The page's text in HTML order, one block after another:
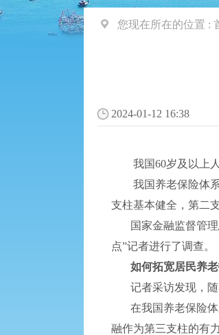
您现在所在的位置 :
2024-01-12 16:38
我国60岁及以上人
我国养老保险体系
支柱基本健全，第二
国家金融监督管理
点”记者进行了调查。
如何拓宽居民养老
记者采访发现，随
在我国养老保险体
融作为第三支柱的有